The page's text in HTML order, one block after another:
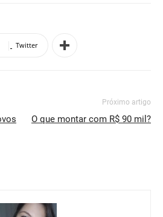
Twitter
Próximo artigo
O que montar com R$ 90 mil?